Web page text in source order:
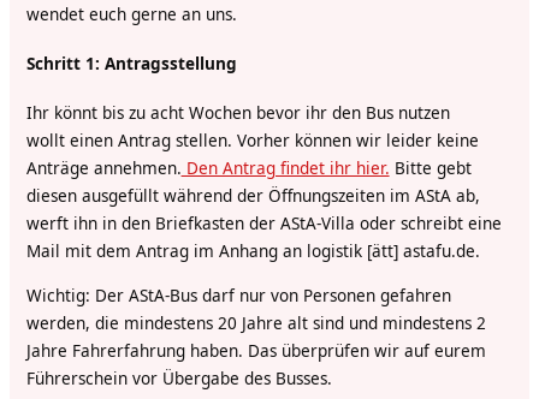
wendet euch gerne an uns.
Schritt 1: Antragsstellung
Ihr könnt bis zu acht Wochen bevor ihr den Bus nutzen
wollt einen Antrag stellen. Vorher können wir leider keine
Anträge annehmen. Den Antrag findet ihr hier. Bitte gebt
diesen ausgefüllt während der Öffnungszeiten im AStA ab,
werft ihn in den Briefkasten der AStA-Villa oder schreibt eine
Mail mit dem Antrag im Anhang an logistik [ätt] astafu.de.
Wichtig: Der AStA-Bus darf nur von Personen gefahren
werden, die mindestens 20 Jahre alt sind und mindestens 2
Jahre Fahrerfahrung haben. Das überprüfen wir auf eurem
Führerschein vor Übergabe des Busses.